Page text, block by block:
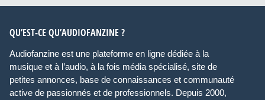
QU’EST-CE QU’AUDIOFANZINE ?
Audiofanzine est une plateforme en ligne dédiée à la
musique et à l’audio, à la fois média spécialisé, site de
petites annonces, base de connaissances et communauté
active de passionnés et de professionnels. Depuis 2000,